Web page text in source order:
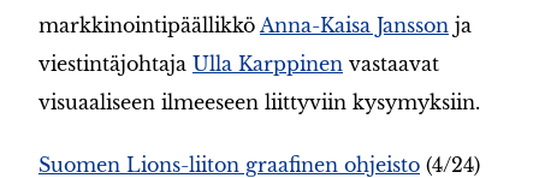
markkinointipäällikkö Anna-Kaisa Jansson ja
viestintäjohtaja Ulla Karppinen vastaavat
visuaaliseen ilmeeseen liittyviin kysymyksiin.
Suomen Lions-liiton graafinen ohjeisto (4/24)